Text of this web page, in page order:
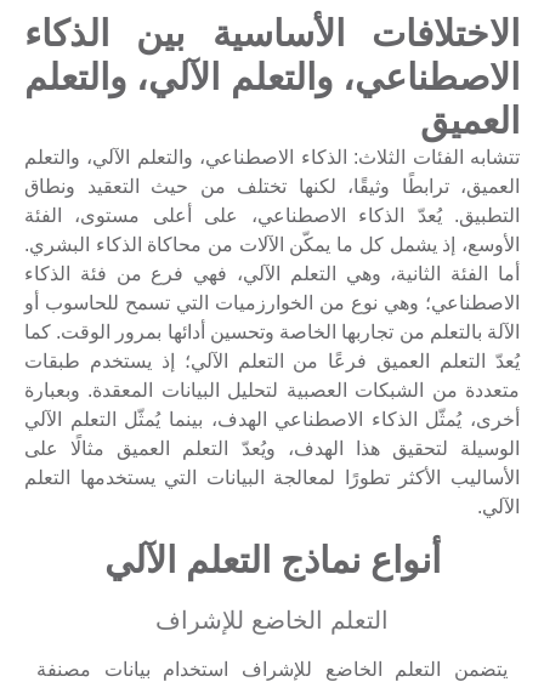
الاختلافات الأساسية بين الذكاء
الاصطناعي، والتعلم الآلي، والتعلم
العميق
تتشابه الفئات الثلاث: الذكاء الاصطناعي، والتعلم الآلي، والتعلم
العميق، ترابطًا وثيقًا، لكنها تختلف من حيث التعقيد ونطاق
التطبيق. يُعدّ الذكاء الاصطناعي، على أعلى مستوى، الفئة
الأوسع، إذ يشمل كل ما يمكّن الآلات من محاكاة الذكاء البشري.
أما الفئة الثانية، وهي التعلم الآلي، فهي فرع من فئة الذكاء
الاصطناعي؛ وهي نوع من الخوارزميات التي تسمح للحاسوب أو
الآلة بالتعلم من تجاربها الخاصة وتحسين أدائها بمرور الوقت. كما
يُعدّ التعلم العميق فرعًا من التعلم الآلي؛ إذ يستخدم طبقات
متعددة من الشبكات العصبية لتحليل البيانات المعقدة. وبعبارة
أخرى، يُمثّل الذكاء الاصطناعي الهدف، بينما يُمثّل التعلم الآلي
الوسيلة لتحقيق هذا الهدف، ويُعدّ التعلم العميق مثالًا على
الأساليب الأكثر تطورًا لمعالجة البيانات التي يستخدمها التعلم
الآلي.
أنواع نماذج التعلم الآلي
التعلم الخاضع للإشراف
يتضمن التعلم الخاضع للإشراف استخدام بيانات مصنفة